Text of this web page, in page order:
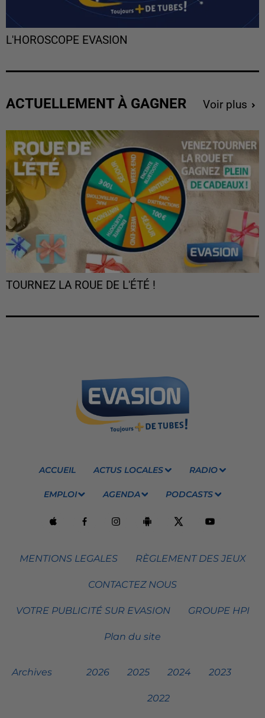
L'HOROSCOPE EVASION
ACTUELLEMENT À GAGNER Voir plus
TOURNEZ LA ROUE DE L'ÉTÉ !
ACCUEIL ACTUS LOCALES RADIO
EMPLOI AGENDA PODCASTS
MENTIONS LEGALES RÈGLEMENT DES JEUX
CONTACTEZ NOUS
VOTRE PUBLICITÉ SUR EVASION GROUPE HPI
Plan du site
Archives 2026 2025 2024 2023
2022